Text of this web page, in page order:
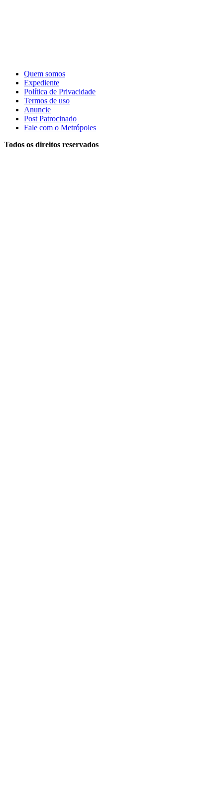
Quem somos
Expediente
Política de Privacidade
Termos de uso
Anuncie
Post Patrocinado
Fale com o Metrópoles
Todos os direitos reservados